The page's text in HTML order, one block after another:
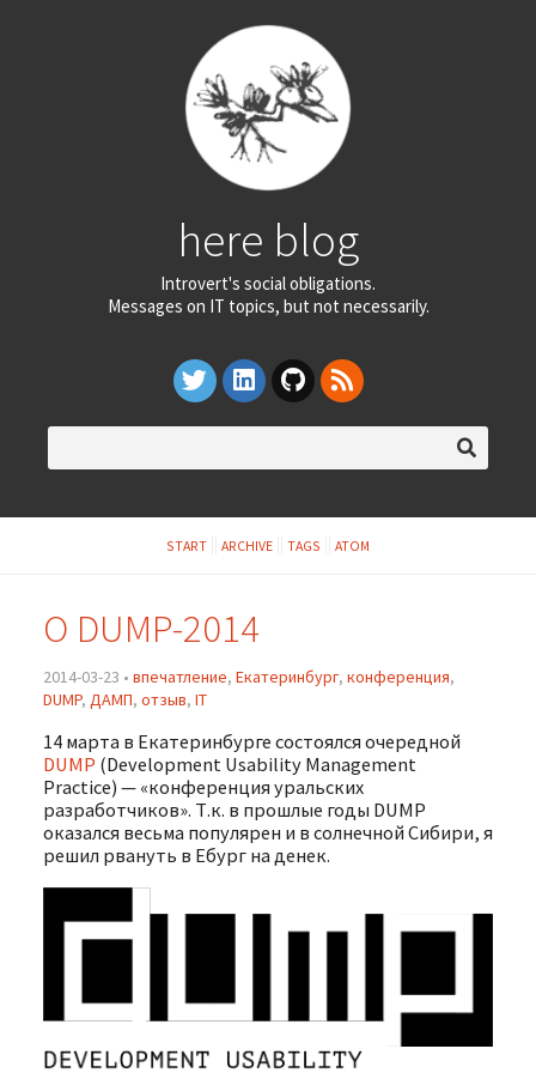
here blog
Introvert's social obligations.
Messages on IT topics, but not necessarily.
START ARCHIVE TAGS ATOM
О DUMP-2014
2014-03-23 • впечатление, Екатеринбург, конференция,
DUMP, ДАМП, отзыв, IT
14 марта в Екатеринбурге состоялся очередной
DUMP (Development Usability Management
Practice) — «конференция уральских
разработчиков». Т.к. в прошлые годы DUMP
оказался весьма популярен и в солнечной Сибири, я
решил рвануть в Ебург на денек.